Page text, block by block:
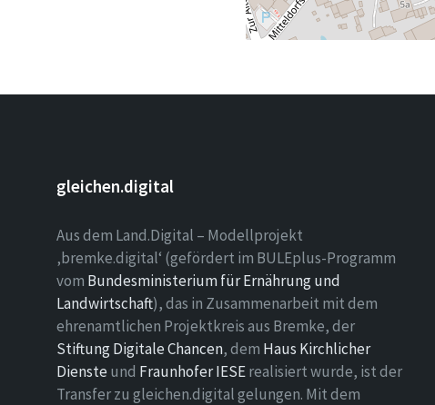
gleichen.digital
Aus dem Land.Digital – Modellprojekt
‚bremke.digital‘ (gefördert im BULEplus-Programm
vom Bundesministerium für Ernährung und
Landwirtschaft), das in Zusammenarbeit mit dem
ehrenamtlichen Projektkreis aus Bremke, der
Stiftung Digitale Chancen, dem Haus Kirchlicher
Dienste und Fraunhofer IESErealisiert wurde, ist der
Transfer zu gleichen.digital gelungen. Mit dem